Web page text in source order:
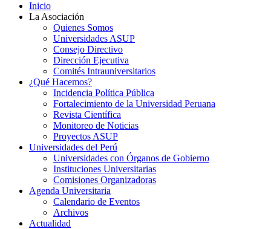
Inicio
La Asociación
Quienes Somos
Universidades ASUP
Consejo Directivo
Dirección Ejecutiva
Comités Intrauniversitarios
¿Qué Hacemos?
Incidencia Política Pública
Fortalecimiento de la Universidad Peruana
Revista Científica
Monitoreo de Noticias
Proyectos ASUP
Universidades del Perú
Universidades con Órganos de Gobierno
Instituciones Universitarias
Comisiones Organizadoras
Agenda Universitaria
Calendario de Eventos
Archivos
Actualidad